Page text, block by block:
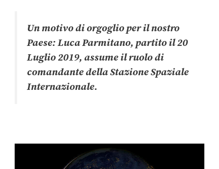
Un motivo di orgoglio per il nostro
Paese: Luca Parmitano, partito il 20
Luglio 2019, assume il ruolo di
comandante della Stazione Spaziale
Internazionale.